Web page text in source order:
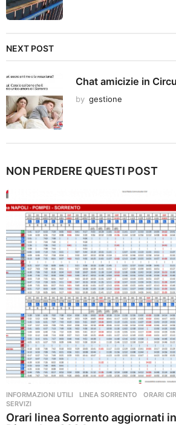
NEXT POST
Chat amicizie in
by gestione
NON PERDERE QUESTI POST
INFORMAZIONI UTILI ,LINEA SORRENTO ,ORARI
SERVIZI
Orari linea Sorrento aggiornati